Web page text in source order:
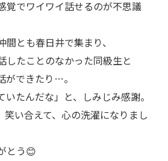
覚でワイワイ話せるのが不思議
とも春日井で集まり、
したことのなかった同級生と
ができたり…。
いたんだな」と、しみじみ感謝。
笑い合えて、心の洗濯になりまし
とう😊